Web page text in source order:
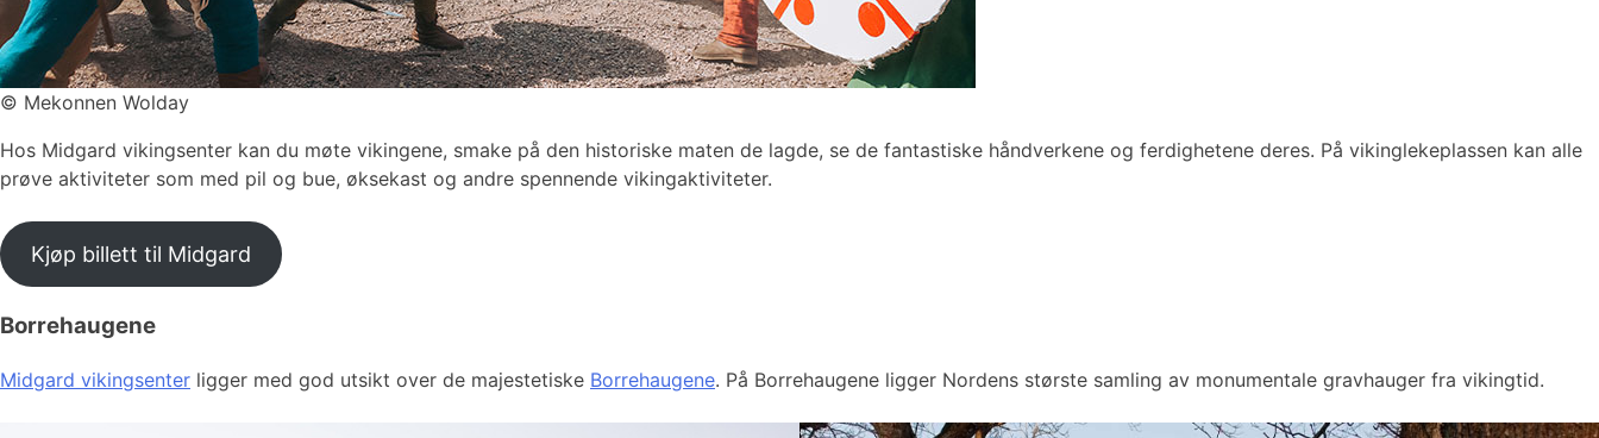
© Mekonnen Wolday
Hos Midgard vikingsenter kan du møte vikingene, smake på den historiske maten de lagde, se de fantastiske håndverkene og ferdighetene deres. På vikinglekeplassen kan alle
prøve aktiviteter som med pil og bue, øksekast og andre spennende vikingaktiviteter.
Kjøp billett til Midgard
Borrehaugene
Midgard vikingsenter ligger med god utsikt over de majestetiske Borrehaugene. På Borrehaugene ligger Nordens største samling av monumentale gravhauger fra vikingtid.